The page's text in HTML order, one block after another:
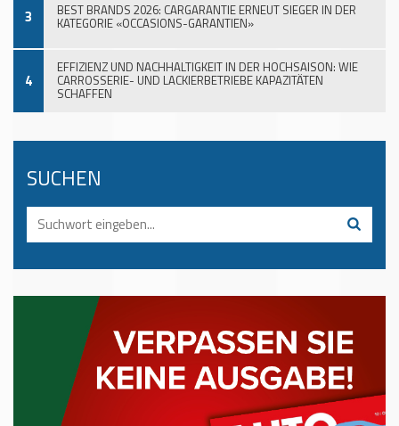
3 BEST BRANDS 2026: CARGARANTIE ERNEUT SIEGER IN DER
KATEGORIE «OCCASIONS-GARANTIEN»
4
EFFIZIENZ UND NACHHALTIGKEIT IN DER HOCHSAISON: WIE
CARROSSERIE- UND LACKIERBETRIEBE KAPAZITÄTEN
SCHAFFEN
SUCHEN